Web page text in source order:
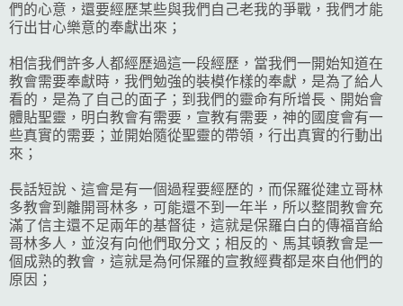
們的心意，還要經歷某些與我們自己老我的爭戰，我們才能
行出甘心樂意的奉獻出來；
相信我們許多人都經歷過這一段經歷，當我們一開始知道在
教會需要奉獻時，我們勉強的裝模作樣的奉獻，是為了給人
看的，是為了自己的面子；到我們的靈命有所增長、開始會
體貼聖靈，明白教會有需要，宣教有需要，神的國度會有一
些真實的需要；並開始隨從聖靈的帶領，行出真實的行動出
來；
長話短說、這會是有一個過程要經歷的，而保羅從建立哥林
多教會到離開哥林多，可能還不到一年半，所以整間教會充
滿了信主還不足兩年的基督徒，這就是保羅白白的傳福音給
哥林多人，並沒有向他們取分文；相反的、馬其頓教會是一
個成熟的教會，這就是為何保羅的宣教經費都是來自他們的
原因；